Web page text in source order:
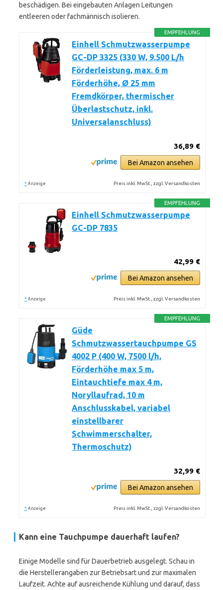
beschädigen. Bei eingebauten Anlagen Leitungen
entleeren oder fachmännisch isolieren.
EMPFEHLUNG
Einhell Schmutzwasserpumpe
GC-DP 3325 (330 W, 9.500 L/h
Förderleistung, max. 6 m
Förderhöhe, Ø 25 mm
Fremdkörper, thermischer
Überlastschutz, inkl.
Universalanschluss)
36,89 €
Bei Amazon ansehen
* Anzeige Preis inkl. MwSt., zzgl. Versandkosten
EMPFEHLUNG
Einhell Schmutzwasserpumpe
GC-DP 7835
42,99 €
Bei Amazon ansehen
* Anzeige Preis inkl. MwSt., zzgl. Versandkosten
EMPFEHLUNG
Güde
Schmutzwassertauchpumpe GS
4002 P (400 W, 7500 l/h,
Förderhöhe max 5 m,
Eintauchtiefe max 4 m,
Noryllaufrad, 10 m
Anschlusskabel, variabel
einstellbarer
Schwimmerschalter,
Thermoschutz)
32,99 €
Bei Amazon ansehen
* Anzeige Preis inkl. MwSt., zzgl. Versandkosten
Kann eine Tauchpumpe dauerhaft laufen?
Einige Modelle sind für Dauerbetrieb ausgelegt. Schau in
die Herstellerangaben zur Betriebsart und zur maximalen
Laufzeit. Achte auf ausreichende Kühlung und darauf, dass